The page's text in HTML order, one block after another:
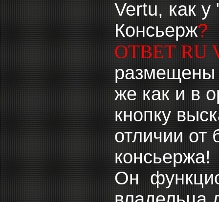
Vertu, как
Консьерж?
ОТВЕТ RU
размещены
же как и в
кнопку
отличии от
консьержа!
Он